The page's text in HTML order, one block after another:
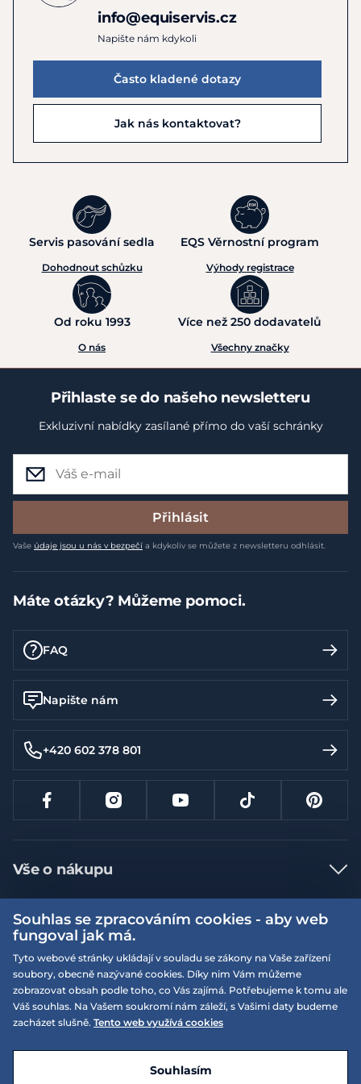
info@equiservis.cz
Napište nám kdykoli
Často kladené dotazy
Jak nás kontaktovat?
Servis pasování sedla
Dohodnout schůzku
EQS Věrnostní program
Výhody registrace
Od roku 1993
O nás
Více než 250 dodavatelů
Všechny značky
Přihlaste se do našeho newsletteru
Exkluzivní nabídky zasílané přímo do vaší schránky
Přihlásit
Vaše údaje jsou u nás v bezpečí a kdykoliv se můžete z newsletteru odhlásit.
Máte otázky? Můžeme pomoci.
FAQ
Napište nám
+420 602 378 801
Vše o nákupu
Jak nakupovat
Nejčastější dotazy
Doprava a platba
Vrácení a výměna zboží
Reklamace
Více informací
Obchodní podmínky
Podmínky EQS věrnostního klubu
On-line katalogy
Naše prodejny
EQS Rudná
Souhlas se zpracováním cookies - aby web
fungoval jak má.
Tyto webové stránky ukládají v souladu se zákony na Vaše zařízení
soubory, obecně nazývané cookies. Díky nim Vám můžeme
zobrazovat obsah podle toho, co Vás zajímá. Potřebujeme k tomu ale
Váš souhlas. Na Vašem soukromí nám záleží, s Vašimi daty budeme
zacházet slušně. Tento web využívá cookies
Souhlasím